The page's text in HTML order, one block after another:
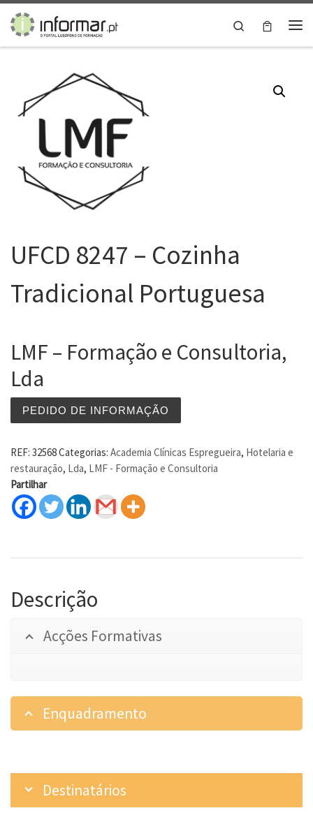
Skip to content
Search
UFCD 8247 – Cozinha
Tradicional Portuguesa
LMF – Formação e Consultoria,
Lda
PEDIDO DE INFORMAÇÃO
REF: 32568Categorias: Academia Clínicas Espregueira, Hotelaria e
restauração, Lda, LMF - Formação e Consultoria
Partilhar
Descrição
Acções Formativas
Enquadramento
Destinatários